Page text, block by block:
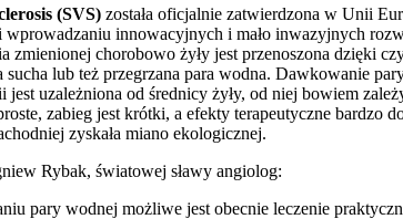
(SVS) została oficjalnie zatwierdzona w Unii
innowacyjnych i mało inwazyjnych
zmienionej chorobowo żyły jest przenoszona dzięki
sucha lub też przegrzana para wodna. Dawkowanie
jest uzależniona od średnicy żyły, od niej bowiem
zabieg jest krótki, a efekty terapeutyczne
zyskała miano ekologicznej.
Rybak, światowej sławy angiolog:
pary wodnej możliwe jest obecnie leczenie